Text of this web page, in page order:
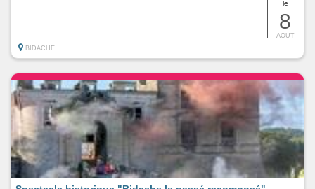
le
8
AOUT
BIDACHE